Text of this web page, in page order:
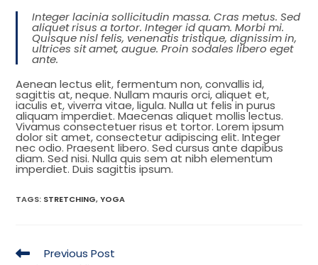
Integer lacinia sollicitudin massa. Cras metus. Sed
aliquet risus a tortor. Integer id quam. Morbi mi.
Quisque nisl felis, venenatis tristique, dignissim in,
ultrices sit amet, augue. Proin sodales libero eget
ante.
Aenean lectus elit, fermentum non, convallis id,
sagittis at, neque. Nullam mauris orci, aliquet et,
iaculis et, viverra vitae, ligula. Nulla ut felis in purus
aliquam imperdiet. Maecenas aliquet mollis lectus.
Vivamus consectetuer risus et tortor. Lorem ipsum
dolor sit amet, consectetur adipiscing elit. Integer
nec odio. Praesent libero. Sed cursus ante dapibus
diam. Sed nisi. Nulla quis sem at nibh elementum
imperdiet. Duis sagittis ipsum.
TAGS: STRETCHING, YOGA
Previous Post